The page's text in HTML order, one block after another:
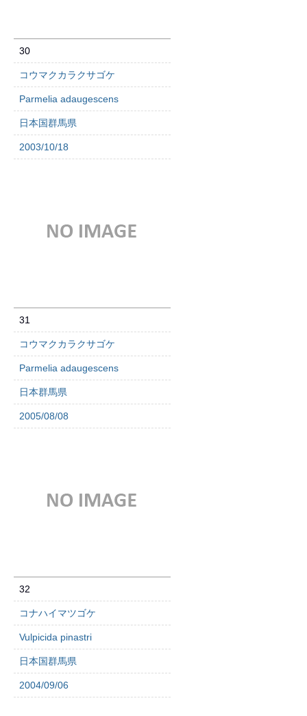
30
コウマクカラクサゴケ
Parmelia adaugescens
日本国群馬県
2003/10/18
31
コウマクカラクサゴケ
Parmelia adaugescens
日本群馬県
2005/08/08
32
コナハイマツゴケ
Vulpicida pinastri
日本国群馬県
2004/09/06